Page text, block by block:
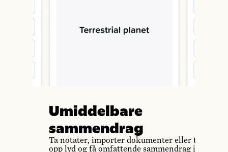
Umiddelbare
sammendrag
Ta notater, importer dokumenter eller ta
opp lyd og få omfattende sammendrag i